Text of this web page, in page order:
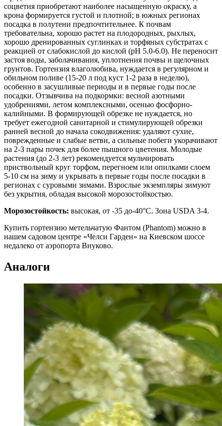
соцветия приобретают наиболее насыщенную окраску, а
крона формируется густой и плотной; в южных регионах
посадка в полутени предпочтительнее. К почвам
требовательна, хорошо растет на плодородных, рыхлых,
хорошо дренированных суглинках и торфяных субстратах с
реакцией от слабокислой до кислой (pH 5.0-6.0). Не переносит
застоя воды, заболачивания, уплотнения почвы и щелочных
грунтов. Гортензия влаголюбива, нуждается в регулярном и
обильном поливе (15-20 л под куст 1-2 раза в неделю),
особенно в засушливые периоды и в первые годы после
посадки. Отзывчива на подкормки: весной азотными
удобрениями, летом комплексными, осенью фосфорно-
калийными. В формирующей обрезке не нуждается, но
требует ежегодной санитарной и стимулирующей обрезки
ранней весной до начала сокодвижения: удаляют сухие,
поврежденные и слабые ветви, а сильные побеги укорачивают
на 2-3 пары почек для более пышного цветения. Молодые
растения (до 2-3 лет) рекомендуется мульчировать
приствольный круг торфом, перегноем или опилками слоем
5-10 см на зиму и укрывать в первые годы после посадки в
регионах с суровыми зимами. Взрослые экземпляры зимуют
без укрытия, обладая высокой морозостойкостью.
Морозостойкость: высокая, от -35 до-40°C. Зона USDA 3-4.
Купить гортензию метельчатую Фантом (Phantom) можно в
нашем садовом центре «Челси Гарден» на Киевском шоссе
недалеко от аэропорта Внуково.
Аналоги